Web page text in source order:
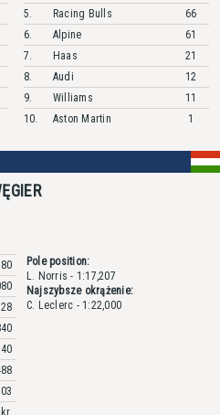
5.
Racing Bulls
66
6.
Alpine
61
7.
Haas
21
8.
Audi
12
9.
Williams
11
10.
Aston Martin 1
Pole position:
L. Norris - 1:17,207
Najszybsze okrążenie:
C. Leclerc - 1:22,000